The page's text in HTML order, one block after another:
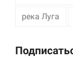
река Луга